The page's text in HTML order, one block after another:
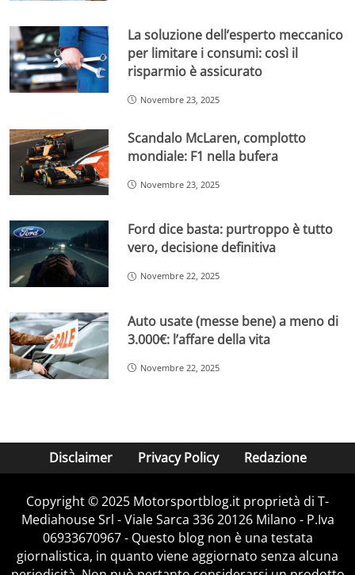
La soluzione dell’esperto meccanico
per limitare i consumi: così il
risparmio è assicurato
Novembre 23, 2025
Scandalo McLaren, complotto
mondiale: F1 nella bufera
Novembre 23, 2025
Ford dice basta: purtroppo è tutto
vero, decisione definitiva
Novembre 22, 2025
Auto usate (messe bene) a meno di
3.000€: l’affare della vita
Novembre 22, 2025
Disclaimer Privacy Policy Redazione
Copyright © 2025 Motorsportblog.it proprietà di T-
Mediahouse Srl - Viale Sarca 336 20126 Milano - P.Iva
06933670967 - Questo blog non è una testata
giornalistica, in quanto viene aggiornato senza alcuna